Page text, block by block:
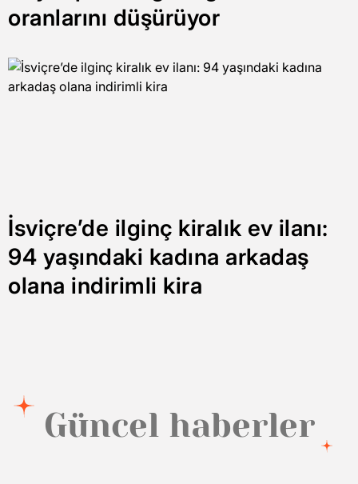
oranlarını düşürüyor
İsviçre’de ilginç kiralık ev ilanı:
94 yaşındaki kadına arkadaş
olana indirimli kira
Güncel haberler